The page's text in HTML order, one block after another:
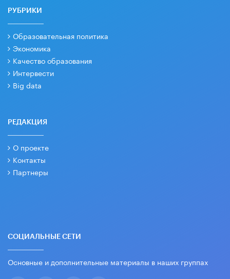
РУБРИКИ
Образовательная политика
Экономика
Качество образования
Интервести
Big data
РЕДАКЦИЯ
О проекте
Контакты
Партнеры
СОЦИАЛЬНЫЕ СЕТИ
Основные и дополнительные материалы в наших группах